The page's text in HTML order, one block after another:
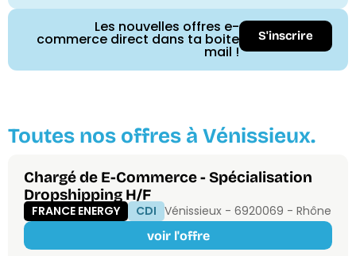
Les nouvelles offres e-
commerce direct dans ta boite
mail !
S'inscrire
Toutes nos offres à Vénissieux.
Chargé de E-Commerce - Spécialisation
Dropshipping H/F
FRANCE ENERGY CDI Vénissieux - 6920069 - Rhône
voir l'offre